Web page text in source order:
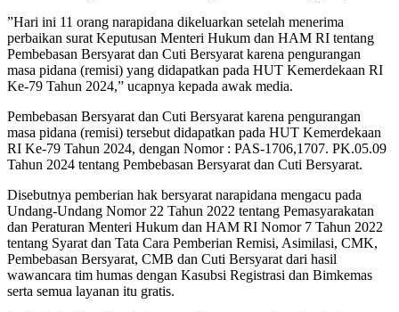
”Hari ini 11 orang narapidana dikeluarkan setelah menerima
perbaikan surat Keputusan Menteri Hukum dan HAM RI tentang
Pembebasan Bersyarat dan Cuti Bersyarat karena pengurangan
masa pidana (remisi) yang didapatkan pada HUT Kemerdekaan RI
Ke-79 Tahun 2024,” ucapnya kepada awak media.
Pembebasan Bersyarat dan Cuti Bersyarat karena pengurangan
masa pidana (remisi) tersebut didapatkan pada HUT Kemerdekaan
RI Ke-79 Tahun 2024, dengan Nomor : PAS-1706,1707. PK.05.09
Tahun 2024 tentang Pembebasan Bersyarat dan Cuti Bersyarat.
Disebutnya pemberian hak bersyarat narapidana mengacu pada
Undang-Undang Nomor 22 Tahun 2022 tentang Pemasyarakatan
dan Peraturan Menteri Hukum dan HAM RI Nomor 7 Tahun 2022
tentang Syarat dan Tata Cara Pemberian Remisi, Asimilasi, CMK,
Pembebasan Bersyarat, CMB dan Cuti Bersyarat dari hasil
wawancara tim humas dengan Kasubsi Registrasi dan Bimkemas
serta semua layanan itu gratis.